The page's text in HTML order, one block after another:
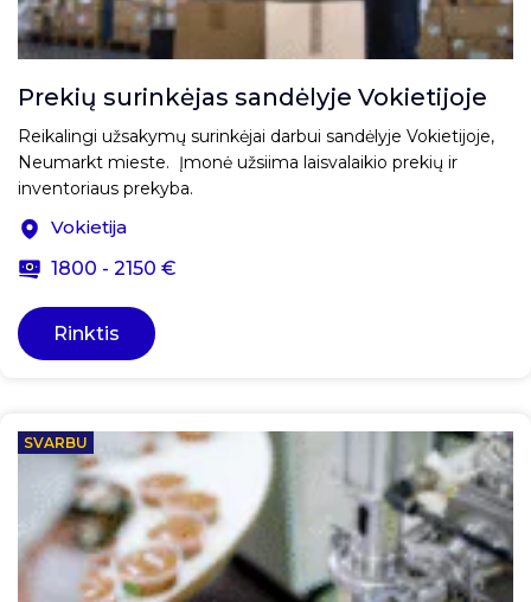
Prekių surinkėjas sandėlyje Vokietijoje
Reikalingi užsakymų surinkėjai darbui sandėlyje Vokietijoje,
Neumarkt mieste. Įmonė užsiima laisvalaikio prekių ir
inventoriaus prekyba.
Vokietija
1800 - 2150 €
Rinktis
SVARBU